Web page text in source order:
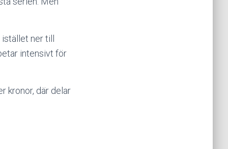
ner till
intensivt för
kronor, där delar